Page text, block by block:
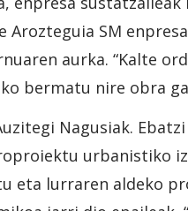
Arozteguia SM
aurka. “Kalte
bermatu nire obra
Nagusiak.
urbanistiko
eta lurraren aldeko